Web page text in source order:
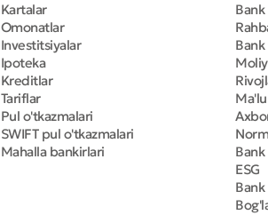
Kartalar
Omonatlar
Investitsiyalar
Ipoteka
Kreditlar
Tariflar
Pul o'tkazmalari
SWIFT pul o'tkazmalari
Mahalla bankirlari
ESG
Bank